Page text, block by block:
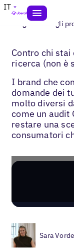
IT
Blogs> Consigli
Contro chi
ricerca (non è
I brand che
domande dei
molto diversi
come un audit
restare una
consumatori
Sara